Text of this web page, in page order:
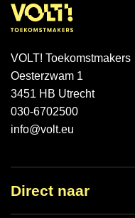
VOLT! Toekomstmakers
Oesterzwam 1
3451 HB Utrecht
030-6702500
info@volt.eu
Direct naar